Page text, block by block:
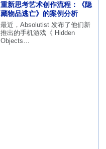
重新思考艺术创作流程：《隐
藏物品逃亡》的案例分析
最近，Absolutist 发布了他们新
推出的手机游戏《 Hidden
Objects…